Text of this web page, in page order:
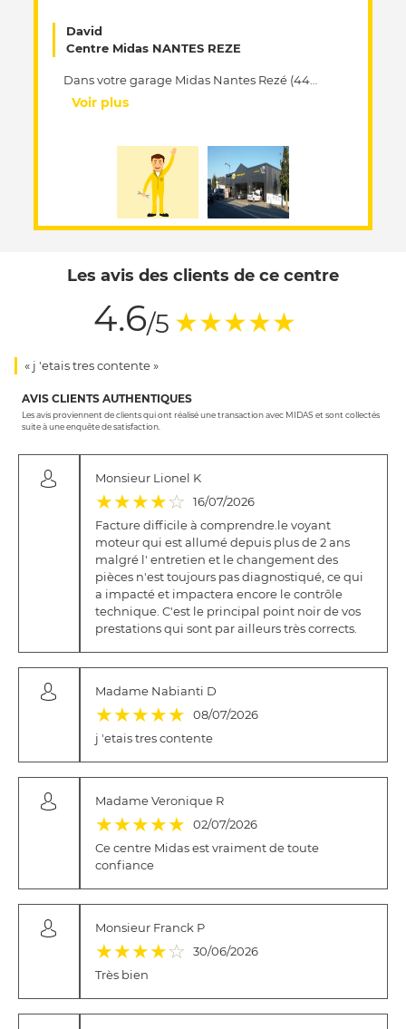
David
Centre Midas NANTES REZE
Voir plus
Les avis des clients de ce centre
4.6/5 ★★★★★
« j 'etais tres contente »
AVIS CLIENTS AUTHENTIQUES
Les avis proviennent de clients qui ont réalisé une transaction avec MIDAS et sont collectés
suite à une enquête de satisfaction.
Monsieur Lionel K
(*)
★ (*)
★ (*)
★ (*)
★ ( )
☆
16/07/2026
Facture difficile à comprendre.le voyant
moteur qui est allumé depuis plus de 2 ans
malgré l' entretien et le changement des
pièces n'est toujours pas diagnostiqué, ce qui
a impacté et impactera encore le contrôle
technique. C'est le principal point noir de vos
prestations qui sont par ailleurs très corrects.
Madame Nabianti D
(*)
★ (*)
★ (*)
★ (*)
★ (*)
★
08/07/2026
j 'etais tres contente
Madame Veronique R
(*)
★ (*)
★ (*)
★ (*)
★ (*)
★
02/07/2026
Ce centre Midas est vraiment de toute
confiance
Monsieur Franck P
(*)
★ (*)
★ (*)
★ (*)
★ ( )
☆
30/06/2026
Très bien